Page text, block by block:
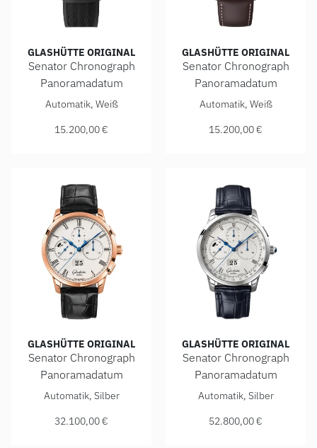
GLASHÜTTE ORIGINAL
Senator Chronograph
Panoramadatum
Glashütte Original Senator Chronograph
Automatik, Weiß
15.200,00 €
GLASHÜTTE ORIGINAL
Senator Chronograph
Panoramadatum
Glashütte Original Senator
Automatik, Weiß
15.200,00 €
GLASHÜTTE ORIGINAL
Senator Chronograph
Panoramadatum
Glashütte Original Senator Chronograph
Automatik, Silber
32.100,00 €
GLASHÜTTE ORIGINAL
Senator Chronograph
Panoramadatum
Glashütte Original Senator
Automatik, Silber
52.800,00 €